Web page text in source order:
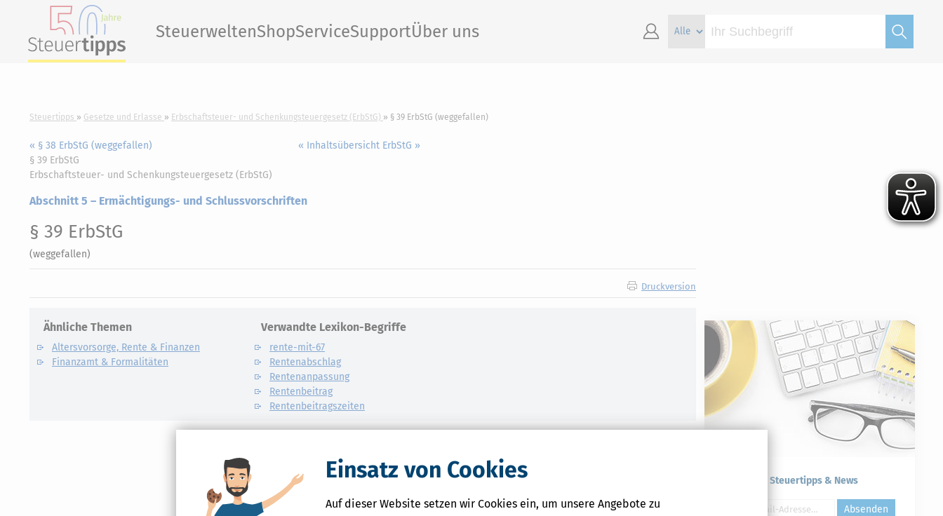
Einsatz von Cookies
Auf dieser Website setzen wir Cookies ein, um unsere Angebote zu
SteuerweltenShopServiceSupportÜber uns
Steuertipps Gesetze und Erlasse Erbschaftsteuer- und Schenkungsteuergesetz (ErbStG) § 39 ErbStG (weggefallen)
« § 38 ErbStG (weggefallen)
« Inhaltsübersicht ErbStG »
§ 39 ErbStG
Erbschaftsteuer- und Schenkungsteuergesetz (ErbStG)
Abschnitt 5 – Ermächtigungs- und Schlussvorschriften
§ 39 ErbStG
(weggefallen)
Druckversion
Ähnliche Themen
Altersvorsorge, Rente & Finanzen
Finanzamt & Formalitäten
Verwandte Lexikon-Begriffe
rente-mit-67
Rentenabschlag
Rentenanpassung
Rentenbeitrag
Rentenbeitragszeiten
Kostenlose Steuertipps & News
Absenden